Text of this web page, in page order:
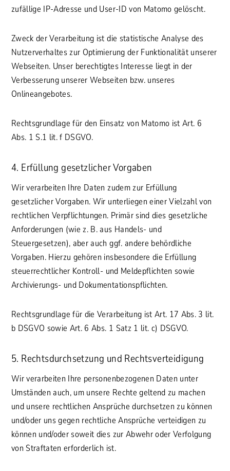
zufällige IP-Adresse und User-ID von Matomo gelöscht.
Zweck der Verarbeitung ist die statistische Analyse des
Nutzerverhaltes zur Optimierung der Funktionalität unserer
Webseiten. Unser berechtigtes Interesse liegt in der
Verbesserung unserer Webseiten bzw. unseres
Onlineangebotes.
Rechtsgrundlage für den Einsatz von Matomo ist Art. 6
Abs. 1 S.1 lit. f DSGVO.
4. Erfüllung gesetzlicher Vorgaben
Wir verarbeiten Ihre Daten zudem zur Erfüllung
gesetzlicher Vorgaben. Wir unterliegen einer Vielzahl von
rechtlichen Verpflichtungen. Primär sind dies gesetzliche
Anforderungen (wie z. B. aus Handels- und
Steuergesetzen), aber auch ggf. andere behördliche
Vorgaben. Hierzu gehören insbesondere die Erfüllung
steuerrechtlicher Kontroll- und Meldepflichten sowie
Archivierungs- und Dokumentationspflichten.
Rechtsgrundlage für die Verarbeitung ist Art. 17 Abs. 3 lit.
b DSGVO sowie Art. 6 Abs. 1 Satz 1 lit. c) DSGVO.
5. Rechtsdurchsetzung und Rechtsverteidigung
Wir verarbeiten Ihre personenbezogenen Daten unter
Umständen auch, um unsere Rechte geltend zu machen
und unsere rechtlichen Ansprüche durchsetzen zu können
und/oder uns gegen rechtliche Ansprüche verteidigen zu
können und/oder soweit dies zur Abwehr oder Verfolgung
von Straftaten erforderlich ist.